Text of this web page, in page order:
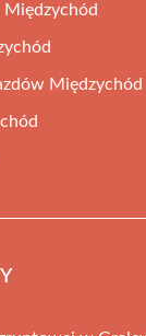
Międzychód
Międzychód